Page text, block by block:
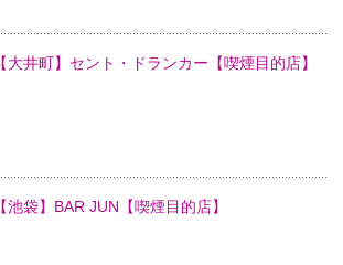
【大井町】セント・ドランカー【喫煙目的店】
【池袋】BAR JUN【喫煙目的店】